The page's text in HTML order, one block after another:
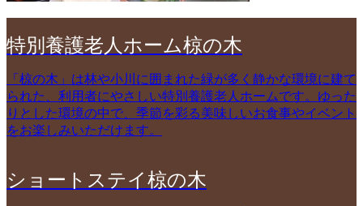
特別養護老人ホーム椋の木
「椋の木」は林や小川に囲まれた緑が多く静かな環境に建て
られた、利用者にやさしい特別養護老人ホームです。ゆった
りとした環境の中で、季節を彩る美味しいお食事やイベント
をお楽しみいただけます。
ショートステイ椋の木